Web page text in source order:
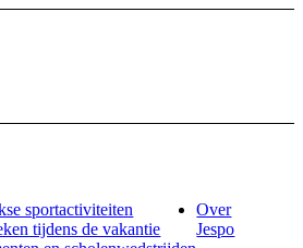
sportactiviteiten
tijdens de vakantie
Over
Jespo